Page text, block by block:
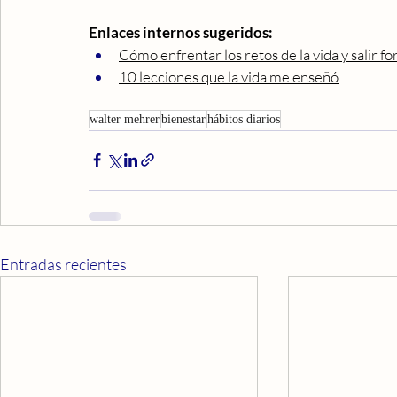
Enlaces internos sugeridos:
Cómo enfrentar los retos de la vida y salir
10 lecciones que la vida me enseñó
walter mehrerbienestarhábitos diarios
Entradas recientes